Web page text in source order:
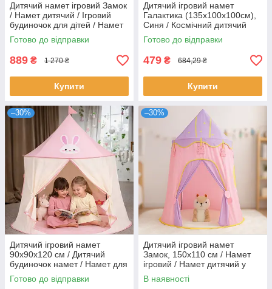
Дитячий намет ігровий Замок
/ Намет дитячий / Ігровий
будиночок для дітей / Намет
для дітей
Готово до відправки
889 ₴ 1 270 ₴
Купити
Дитячий ігровий намет
Галактика (135х100х100см),
Синя / Космічний дитячий
намет / Намет ігровий /
Намет дитячий космос
Готово до відправки
479 ₴ 684,29 ₴
Купити
–30%
Дитячий ігровий намет
90х90х120 см / Дитячий
будиночок намет / Намет для
дітей / Намет ігровий
Готово до відправки
–30%
Дитячий ігровий намет
Замок, 150х110 см / Намет
ігровий / Намет дитячий у
вигляді замку / Ігровий
будиночок
В наявності